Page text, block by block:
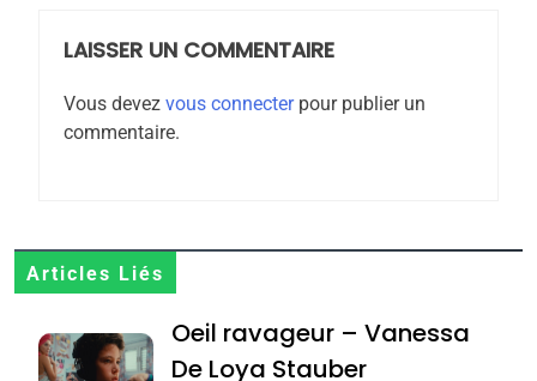
LAISSER UN COMMENTAIRE
Vous devez vous connecterpour publier un
commentaire.
Articles Liés
Oeil ravageur – Vanessa
De Loya Stauber
MA JUDAÏTE par Thérèse
ISRAÉL JUDAISME
7
8
Tafraout, le miel de Tadla
Azilal consacrés produits
DAFINA MAROC